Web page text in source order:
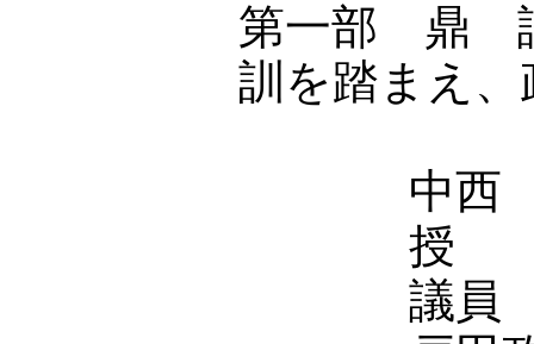
第一部 鼎
訓を踏まえ
中西
授
議員